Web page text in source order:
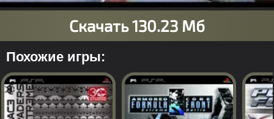
Похожие игры: